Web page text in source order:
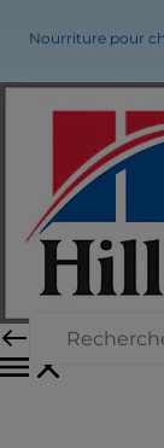
Nourriture pour